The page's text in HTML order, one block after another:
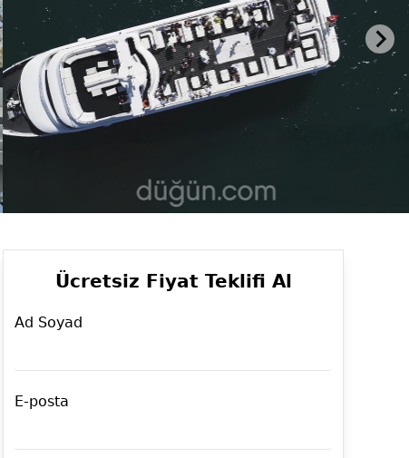
Ücretsiz Fiyat Teklifi Al
Ad Soyad
E-posta